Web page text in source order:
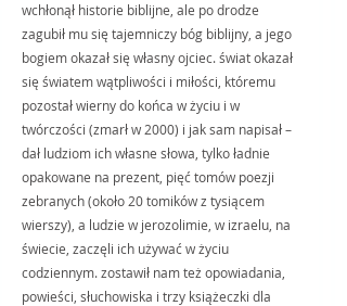
wchłonął historie biblijne, ale po drodze
zagubił mu się tajemniczy bóg biblijny, a jego
bogiem okazał się własny ojciec. świat okazał
się światem wątpliwości i miłości, któremu
pozostał wierny do końca w życiu i w
twórczości (zmarł w 2000) i jak sam napisał –
dał ludziom ich własne słowa, tylko ładnie
opakowane na prezent, pięć tomów poezji
zebranych (około 20 tomików z tysiącem
wierszy), a ludzie w jerozolimie, w izraelu, na
świecie, zaczęli ich używać w życiu
codziennym. zostawił nam też opowiadania,
powieści, słuchowiska i trzy książeczki dla